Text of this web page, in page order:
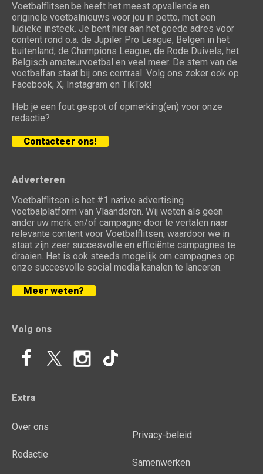
Voetbalflitsen.be heeft het meest opvallende en
originele voetbalnieuws voor jou in petto, met een
ludieke insteek. Je bent hier aan het goede adres voor
content rond o.a. de Jupiler Pro League, Belgen in het
buitenland, de Champions League, de Rode Duivels, het
Belgisch amateurvoetbal en veel meer. De stem van de
voetbalfan staat bij ons centraal. Volg ons zeker ook op
Facebook, X, Instagram en TikTok!
Heb je een fout gespot of opmerking(en) voor onze
redactie?
Contacteer ons!
Adverteren
Voetbalflitsen is het #1 native advertising
voetbalplatform van Vlaanderen. Wij weten als geen
ander uw merk en/of campagne door te vertalen naar
relevante content voor Voetbalflitsen, waardoor we in
staat zijn zeer succesvolle en efficiënte campagnes te
draaien. Het is ook steeds mogelijk om campagnes op
onze succesvolle social media kanalen te lanceren.
Meer weten?
Volg ons
Extra
Over ons
Redactie
Privacy-beleid
Samenwerken